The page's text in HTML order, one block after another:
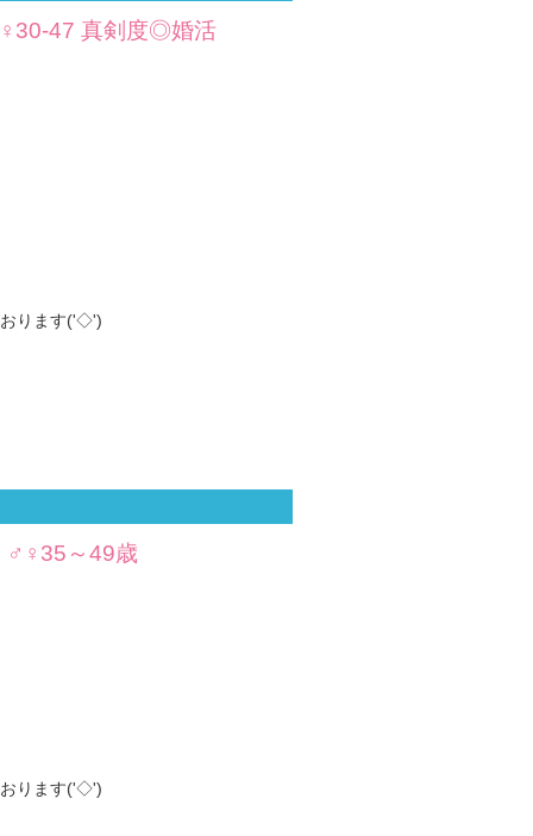
47 真剣度◎婚活
ります('◇')ゞ
♂♀35～49歳
ります('◇')ゞ